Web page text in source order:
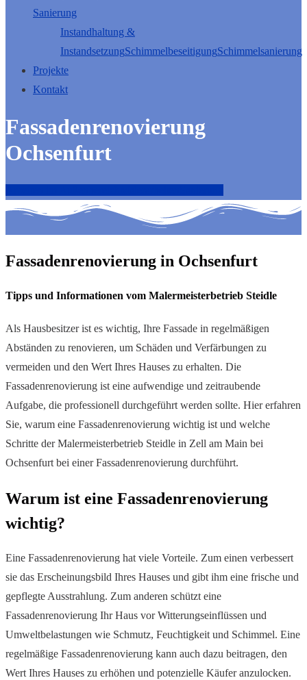
Sanierung
Instandhaltung &
InstandsetzungSchimmelbeseitigungSchimmelsanierung
Projekte
Kontakt
Fassadenrenovierung
Ochsenfurt
Fassadenrenovierung in Ochsenfurt
Tipps und Informationen vom Malermeisterbetrieb Steidle
Als Hausbesitzer ist es wichtig, Ihre Fassade in regelmäßigen
Abständen zu renovieren, um Schäden und Verfärbungen zu
vermeiden und den Wert Ihres Hauses zu erhalten. Die
Fassadenrenovierung ist eine aufwendige und zeitraubende
Aufgabe, die professionell durchgeführt werden sollte. Hier erfahren
Sie, warum eine Fassadenrenovierung wichtig ist und welche
Schritte der Malermeisterbetrieb Steidle in Zell am Main bei
Ochsenfurt bei einer Fassadenrenovierung durchführt.
Warum ist eine Fassadenrenovierung
wichtig?
Eine Fassadenrenovierung hat viele Vorteile. Zum einen verbessert
sie das Erscheinungsbild Ihres Hauses und gibt ihm eine frische und
gepflegte Ausstrahlung. Zum anderen schützt eine
Fassadenrenovierung Ihr Haus vor Witterungseinflüssen und
Umweltbelastungen wie Schmutz, Feuchtigkeit und Schimmel. Eine
regelmäßige Fassadenrenovierung kann auch dazu beitragen, den
Wert Ihres Hauses zu erhöhen und potenzielle Käufer anzulocken.